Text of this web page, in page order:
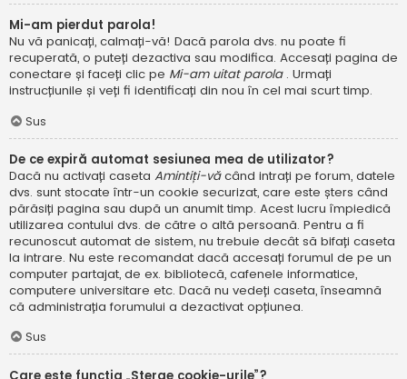
Mi-am pierdut parola!
Nu vă panicați, calmați-vă! Dacă parola dvs. nu poate fi
recuperată, o puteți dezactiva sau modifica. Accesați pagina de
conectare și faceți clic pe Mi-am uitat parola . Urmați
instrucțiunile și veți fi identificați din nou în cel mai scurt timp.
Sus
De ce expiră automat sesiunea mea de utilizator?
Dacă nu activați caseta Amintiți-văcând intrați pe forum, datele
dvs. sunt stocate într-un cookie securizat, care este șters când
părăsiți pagina sau după un anumit timp. Acest lucru împiedică
utilizarea contului dvs. de către o altă persoană. Pentru a fi
recunoscut automat de sistem, nu trebuie decât să bifați caseta
la intrare. Nu este recomandat dacă accesați forumul de pe un
computer partajat, de ex. bibliotecă, cafenele informatice,
computere universitare etc. Dacă nu vedeți caseta, înseamnă
că administrația forumului a dezactivat opțiunea.
Sus
Care este funcția „Șterge cookie-urile”?